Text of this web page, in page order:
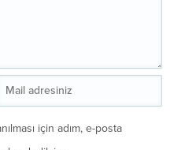
için adım, e-posta